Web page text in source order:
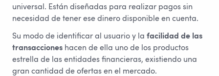
universal. Están diseñadas para realizar pagos sin
necesidad de tener ese dinero disponible en cuenta.
Su modo de identificar al usuario y la facilidad de las
transacciones hacen de ella uno de los productos
estrella de las entidades financieras, existiendo una
gran cantidad de ofertas en el mercado.